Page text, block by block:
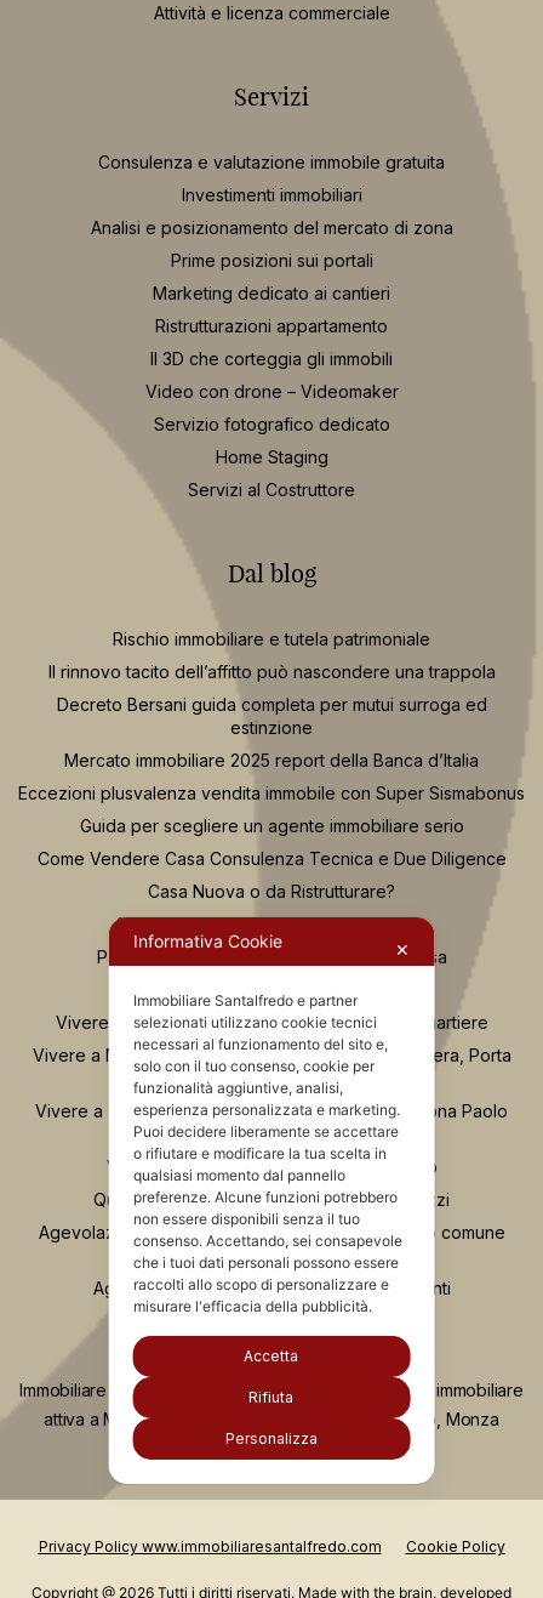
Attività e licenza commerciale
Servizi
Consulenza e valutazione immobile gratuita
Investimenti immobiliari
Analisi e posizionamento del mercato di zona
Prime posizioni sui portali
Marketing dedicato ai cantieri
Ristrutturazioni appartamento
Il 3D che corteggia gli immobili
Video con drone – Videomaker
Servizio fotografico dedicato
Home Staging
Servizi al Costruttore
Dal blog
Rischio immobiliare e tutela patrimoniale
Il rinnovo tacito dell’affitto può nascondere una trappola
Decreto Bersani guida completa per mutui surroga ed
estinzione
Mercato immobiliare 2025 report della Banca d’Italia
Eccezioni plusvalenza vendita immobile con Super Sismabonus
Guida per scegliere un agente immobiliare serio
Come Vendere Casa Consulenza Tecnica e Due Diligence
Casa Nuova o da Ristrutturare?
Se compro casa e fallisce il costruttore
Passaggi Fondamentali per Acquistare Casa
Vivere in zona Buenos Aires Milano: guida al quartiere
Vivere a Moscova Milano: guida al quartiere tra Brera, Porta
Nuova e Parco Sempione
Vivere a Chinatown Milano: guida completa alla zona Paolo
Sarpi
Vivere a Porta Romana e Ticinese Milano
Quartiere Greco Milano: vita, servizi e prezzi
Agevolazione “Prima Casa”: comprare nel proprio comune
anche se si possiede già casa
Agevolazione “prima casa” e unità collabenti
Immobiliare Santalfredo è da più di vent'anni agenzia immobiliare
attiva a Milano, Monza, Concorezzo, Como, Lecco, Monza
Brianza e Liguria.
Privacy Policy www.immobiliaresantalfredo.com Cookie Policy
Copyright @ 2026 Tutti i diritti riservati. Made with the brain, developed
Informativa Cookie ✕
Immobiliare Santalfredo e partner
selezionati utilizzano cookie tecnici
necessari al funzionamento del sito e,
solo con il tuo consenso, cookie per
funzionalità aggiuntive, analisi,
esperienza personalizzata e marketing.
Puoi decidere liberamente se accettare
o rifiutare e modificare la tua scelta in
qualsiasi momento dal pannello
preferenze. Alcune funzioni potrebbero
non essere disponibili senza il tuo
consenso. Accettando, sei consapevole
che i tuoi dati personali possono essere
raccolti allo scopo di personalizzare e
misurare l'efficacia della pubblicità.
Accetta
Rifiuta
Personalizza